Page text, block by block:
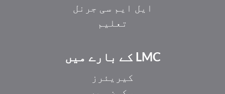
ایل ایم سی جرنل
تعلیم
LMC کے بارے میں
کیریئرز